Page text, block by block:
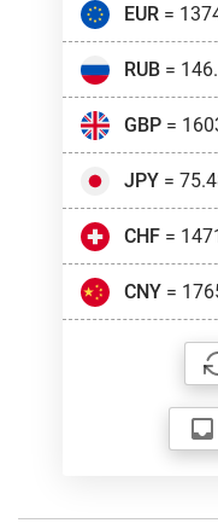
EUR=
RUB=
GBP=
JPY=
CHF=
CNY=